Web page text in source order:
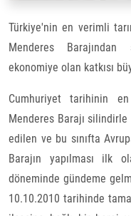
Türkiye'nin en verimli
Menderes
ekonomiye olan katkısı
Cumhuriyet tarihinin en
Menderes Barajı silindirle
edilen ve bu sınıfta
Barajın yapılması ilk
döneminde gündeme
10.10.2010 tarihinde